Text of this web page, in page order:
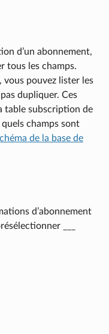
d’un abonnement,
tous les champs.
vous pouvez lister les
dupliquer. Ces
table subscription de
quels champs sont
de la base de
d’abonnement
___